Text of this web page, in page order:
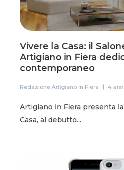
Vivere la Casa: il
Artigiano in Fiera
contemporaneo
Redazione Artigiano in Fiera 4
Artigiano in Fiera presenta
Casa, al debutto...